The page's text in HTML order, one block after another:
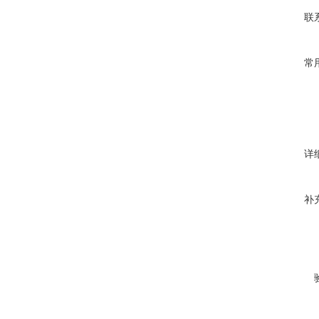
联
常
详
补